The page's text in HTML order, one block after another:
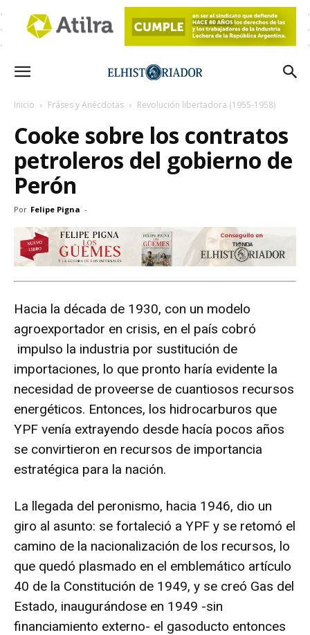
Inicio Fráses y Anécdotas Revolución libertadora (1955-1958)
Cooke sobre los contratos
petroleros del gobierno de
Perón
Por Felipe Pigna -
Hacia la década de 1930, con un modelo
agroexportador en crisis, en el país cobró
impulso la industria por sustitución de
importaciones, lo que pronto haría evidente la
necesidad de proveerse de cuantiosos recursos
energéticos. Entonces, los hidrocarburos que
YPF venía extrayendo desde hacía pocos años
se convirtieron en recursos de importancia
estratégica para la nación.
La llegada del peronismo, hacia 1946, dio un
giro al asunto: se fortaleció a YPF y se retomó el
camino de la nacionalización de los recursos, lo
que quedó plasmado en el emblemático artículo
40 de la Constitución de 1949, y se creó Gas del
Estado, inaugurándose en 1949 -sin
financiamiento externo- el gasoducto entonces